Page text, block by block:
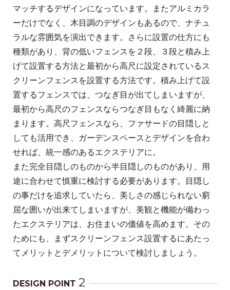
マッチするデザインになっています。またアルミカラ
ーだけでなく、木目調のデザインもあるので、ナチュ
ラルな雰囲気を演出できます。さらに設置の仕方にも
種類があり、背の低いフェンスを２段、３段と積み上
げて設置する方法と最初から高尺に設定されているス
クリーンフェンスを設置する方法です。積み上げて設
置するフェンスでは、つなぎ目が出てしまいますが、
最初から高尺のフェンスならつなぎ目もなく綺麗に納
まります。高尺フェンスなら、ファサードの目隠しと
しても活用でき、ガーデンスペースとデザインを合わ
せれば、統一感のあるエクステリアに。
また完全目隠しのものから半目隠しのものがあり、用
途に合わせて慎重に検討する必要があります。目隠し
の事だけを追求していたら、美しさの感じられない窮
屈な囲いが出来てしまいますが、美観と機能が備わっ
たエクステリアは、お住まいの価値を高めます。その
ためにも、まずスクリーンフェンス設置するにあたっ
てメリットとデメリットについて検討しましょう。
DESIGN POINT 2